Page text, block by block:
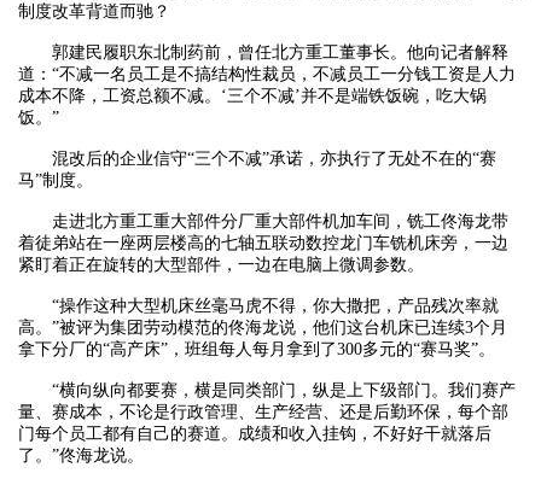
制度改革背道而驰？
郭建民履职东北制药前，曾任北方重工董事长。他向记者解释
道：“不减一名员工是不搞结构性裁员，不减员工一分钱工资是人力
成本不降，工资总额不减。‘三个不减’并不是端铁饭碗，吃大锅
饭。”
混改后的企业信守“三个不减”承诺，亦执行了无处不在的“赛
马”制度。
走进北方重工重大部件分厂重大部件机加车间，铣工佟海龙带
着徒弟站在一座两层楼高的七轴五联动数控龙门车铣机床旁，一边
紧盯着正在旋转的大型部件，一边在电脑上微调参数。
“操作这种大型机床丝毫马虎不得，你大撒把，产品残次率就
高。”被评为集团劳动模范的佟海龙说，他们这台机床已连续3个月
拿下分厂的“高产床”，班组每人每月拿到了300多元的“赛马奖”。
“横向纵向都要赛，横是同类部门，纵是上下级部门。我们赛产
量、赛成本，不论是行政管理、生产经营、还是后勤环保，每个部
门每个员工都有自己的赛道。成绩和收入挂钩，不好好干就落后
了。”佟海龙说。